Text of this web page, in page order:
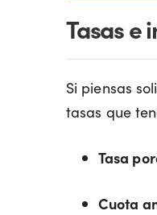
Tasas e
Si piensas
tasas que
Tasa
Cuota